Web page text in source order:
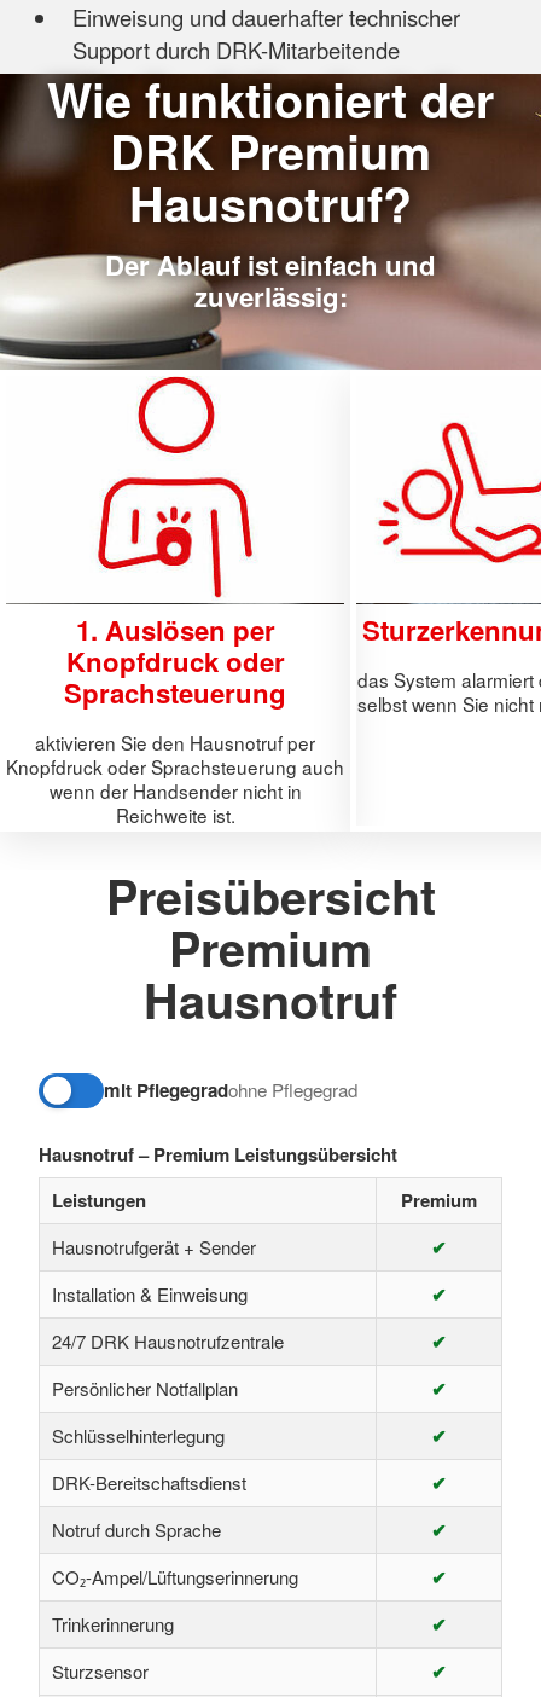
Einweisung und dauerhafter technischer
Support durch DRK-Mitarbeitende
Wie funktioniert der
DRK Premium
Hausnotruf?
Der Ablauf ist einfach und
zuverlässig:
1. Auslösen per
Knopfdruck oder
Sprachsteuerung
aktivieren Sie den Hausnotruf per
Knopfdruck oder Sprachsteuerung auch
wenn der Handsender nicht in
Reichweite ist.
das System alarmiert
selbst wenn Sie
Preisübersicht
Premium
Hausnotruf
mit Pflegegradohne Pflegegrad
Preise mit oder ohne Pflegegrad umschalten
Hausnotruf – Premium Leistungsübersicht
Leistungen
Premium
Hausnotrufgerät + Sender ✔
Installation & Einweisung ✔
24/7 DRK Hausnotrufzentrale ✔
Persönlicher Notfallplan ✔
Schlüsselhinterlegung ✔
DRK-Bereitschaftsdienst ✔
Notruf durch Sprache ✔
CO₂-Ampel/Lüftungserinnerung ✔
Trinkerinnerung ✔
Sturzsensor ✔